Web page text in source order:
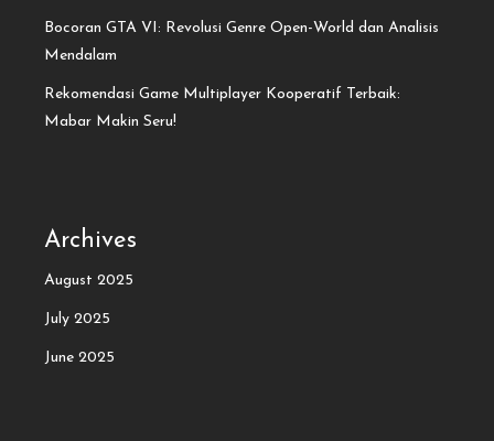
Bocoran GTA VI: Revolusi Genre Open-World dan Analisis
Mendalam
Rekomendasi Game Multiplayer Kooperatif Terbaik:
Mabar Makin Seru!
Archives
August 2025
July 2025
June 2025